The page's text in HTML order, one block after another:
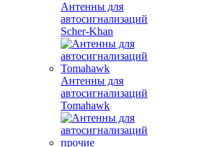
Антенны для
автосигнализаций
Scher-Khan
Антенны для
автосигнализаций
Tomahawk